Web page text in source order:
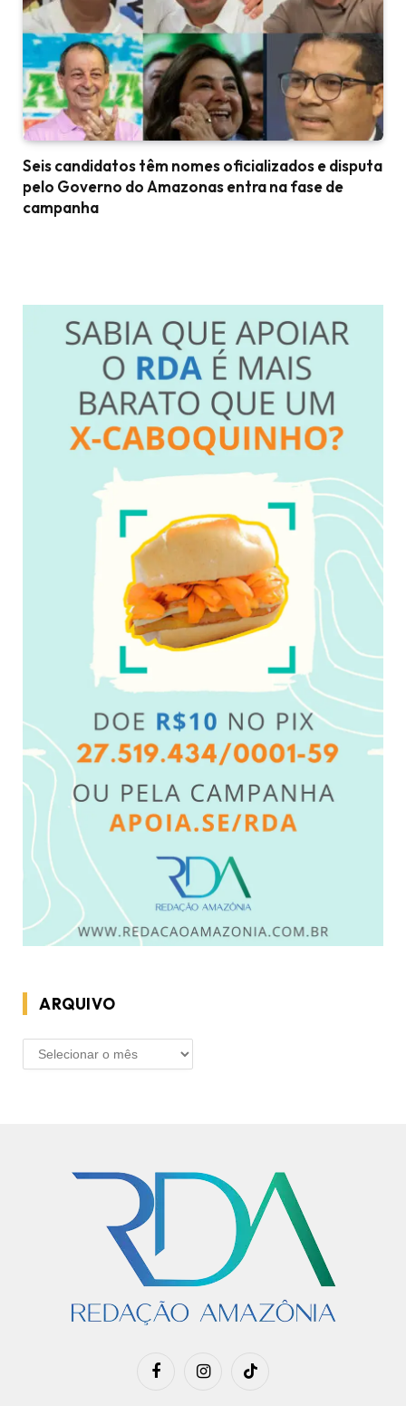
Seis candidatos têm nomes oficializados e disputa
pelo Governo do Amazonas entra na fase de
campanha
ARQUIVO
ARQUIVO
FacebookInstagramTikTok